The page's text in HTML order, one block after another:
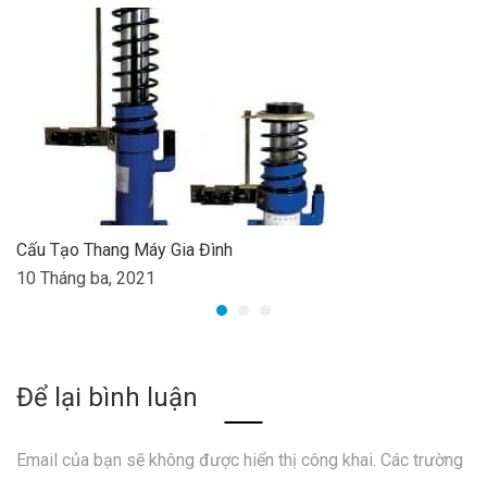
Cấu Tạo Thang Máy Gia Đình
10 Tháng ba, 2021
Để lại bình luận
Email của bạn sẽ không được hiển thị công khai. Các trường